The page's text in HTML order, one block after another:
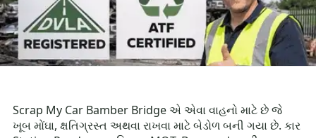
Scrap My Car Bamber Bridge એ એવા વાહનો માટે છે જે
ખૂબ મોંઘા, ક્ષતિગ્રસ્ત અથવા રાખવા માટે બેડોળ બની ગયા છે. કાર